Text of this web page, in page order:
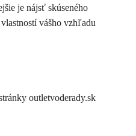
je nájsť skúseného
vášho vzhľadu
outletvoderady.sk